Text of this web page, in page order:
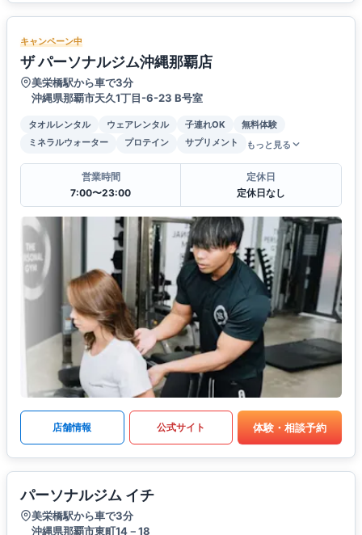
キャンペーン中
ザ パーソナルジム沖縄那覇店
美栄橋駅から車で3分
沖縄県那覇市天久1丁目-6-23 B号室
タオルレンタル ウェアレンタル 子連れOK
無料体験
ミネラルウォーター
プロテイン サプリメント もっと見る
営業時間
7:00〜23:00
定休日
定休日なし
店舗情報 公式サイト 体験・相談予約
パーソナルジム イチ
美栄橋駅から車で3分
沖縄県那覇市東町14－18